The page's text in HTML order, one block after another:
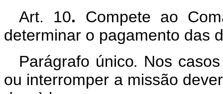
Art. 10. Compete ao
determinar o pagamento das
Parágrafo único. Nos
ou interromper a missão